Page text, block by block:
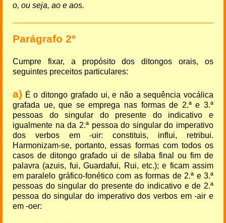
o, ou seja, ao e aos.
Parágrafo 2º
Cumpre fixar, a propósito dos ditongos orais, os
seguintes preceitos particulares:
a) É o ditongo grafado ui, e não a sequência vocálica
grafada ue, que se emprega nas formas de 2.ª e 3.ª
pessoas do singular do presente do indicativo e
igualmente na da 2.ª pessoa do singular do imperativo
dos verbos em -uir: constituis, influi, retribui.
Harmonizam-se, portanto, essas formas com todos os
casos de ditongo grafado ui de sílaba final ou fim de
palavra (azuis, fui, Guardafui, Rui, etc.); e ficam assim
em paralelo gráfico-fonético com as formas de 2.ª e 3.ª
pessoas do singular do presente do indicativo e de 2.ª
pessoa do singular do imperativo dos verbos em -air e
em -oer: